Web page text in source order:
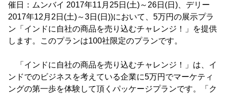
催日：ムンバイ 2017年11月25日(土)～26日(日)、デリー
2017年12月2日(土)～3日(日))において、5万円の展示プラ
ン「インドに自社の商品を売り込むチャレンジ！」を提供
します。このプランは100社限定のプランです。
「インドに自社の商品を売り込むチャレンジ！」は、イ
ンドでのビジネスを考えている企業に5万円でマーケティ
ングの第一歩を体験して頂くパッケージプランです。「ク